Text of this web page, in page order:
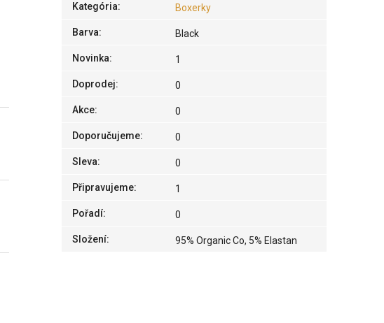
Kategória: Boxerky
Barva: Black
Novinka: 1
Doprodej: 0
Akce: 0
Doporučujeme: 0
Sleva: 0
Připravujeme: 1
Pořadí: 0
Složení: 95% Organic Co, 5% Elastan